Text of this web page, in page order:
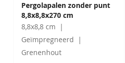
Pergolapalen zonder punt
8,8x8,8x270 cm
8,8x8,8 cm
Geïmpregneerd
Grenenhout